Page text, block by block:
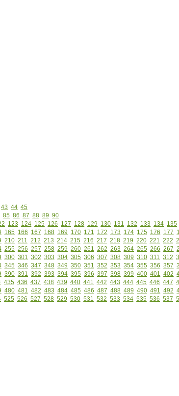
43 44 45
85 86 87 88 89 90
123 124 125 126 127 128 129 130 131 132 133 134 135
165 166 167 168 169 170 171 172 173 174 175 176 177
210 211 212 213 214 215 216 217 218 219 220 221 222
255 256 257 258 259 260 261 262 263 264 265 266 267
300 301 302 303 304 305 306 307 308 309 310 311 312
345 346 347 348 349 350 351 352 353 354 355 356 357
390 391 392 393 394 395 396 397 398 399 400 401 402
435 436 437 438 439 440 441 442 443 444 445 446 447
480 481 482 483 484 485 486 487 488 489 490 491 492
525 526 527 528 529 530 531 532 533 534 535 536 537